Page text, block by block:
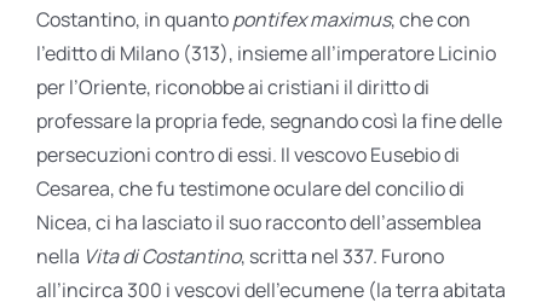
Costantino, in quantopontifex maximus, che con
l’editto di Milano (313), insieme all’imperatore Licinio
per l’Oriente, riconobbe ai cristiani il diritto di
professare la propria fede, segnando così la fine delle
persecuzioni contro di essi. Il vescovo Eusebio di
Cesarea, che fu testimone oculare del concilio di
Nicea, ci ha lasciato il suo racconto dell’assemblea
nella Vita di Costantino, scritta nel 337. Furono
all’incirca 300 i vescovi dell’ecumene (la terra abitata